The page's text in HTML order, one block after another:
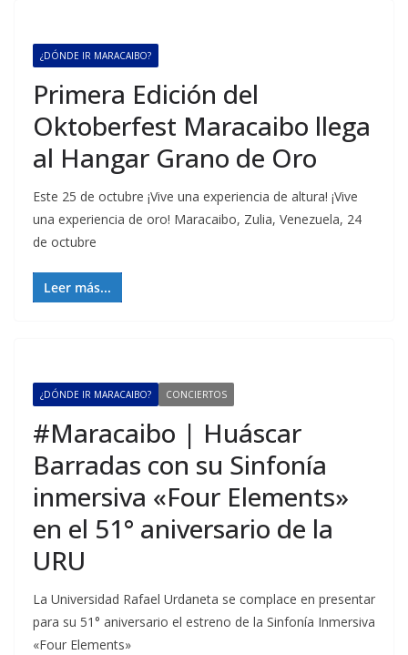
¿DÓNDE IR MARACAIBO?
Primera Edición del
Oktoberfest Maracaibo llega
al Hangar Grano de Oro
Este 25 de octubre ¡Vive una experiencia de altura! ¡Vive
una experiencia de oro! Maracaibo, Zulia, Venezuela, 24
de octubre
Leer más...
¿DÓNDE IR MARACAIBO? CONCIERTOS
#Maracaibo | Huáscar
Barradas con su Sinfonía
inmersiva «Four Elements»
en el 51° aniversario de la
URU
La Universidad Rafael Urdaneta se complace en presentar
para su 51° aniversario el estreno de la Sinfonía Inmersiva
«Four Elements»